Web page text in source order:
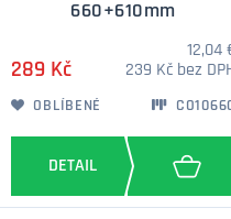
660+610mm
289 Kč
12,04
239 Kč bez
OBLÍBENÉ